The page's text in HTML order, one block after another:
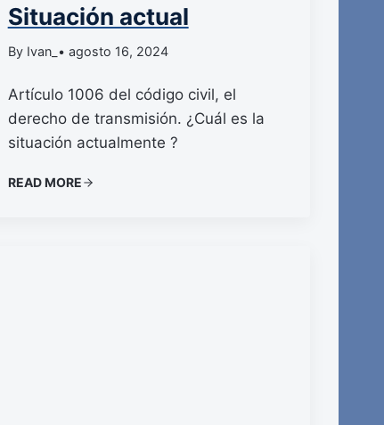
Situación actual
By Ivan_ • agosto 16, 2024
Artículo 1006 del código civil, el
derecho de transmisión. ¿Cuál es la
situación actualmente ?
READ MORE